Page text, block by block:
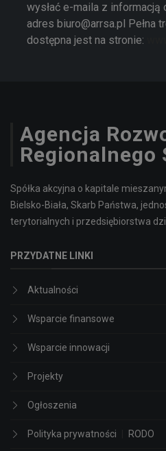
wysłać e-maila z informacją
adres biuro@arrsa.pl Pełna
dostępna jest na stronie:
Agencja
Regionalnego
Spółka akcyjna o kapitale
Bielsko-Biała, Skarb Państwa,
terytorialnych i przedsiębiorstwa
PRZYDATNE LINKI
Aktualności
Wsparcie finansowe
Wsparcie innowacji
Projekty
Ogłoszenia
Polityka prywatności RODO